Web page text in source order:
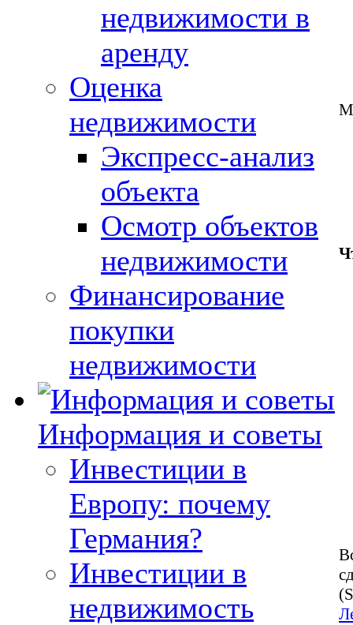
недвижимости в
аренду
Оценка
недвижимости
Экспресс-анализ
объекта
Осмотр объектов
недвижимости
Финансирование
покупки
недвижимости
Информация и советы
Инвестиции в
Европу: почему
Германия?
Инвестиции в
недвижимость